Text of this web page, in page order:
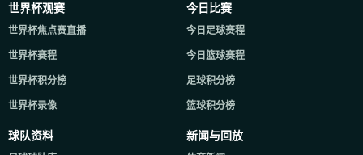
世界杯观赛
世界杯焦点赛直播
世界杯赛程
世界杯积分榜
世界杯录像
今日比赛
今日足球赛程
今日篮球赛程
足球积分榜
篮球积分榜
球队资料 新闻与回放